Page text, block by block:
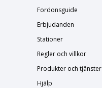
Fordonsguide
Erbjudanden
Stationer
Regler och villkor
Produkter och tjänster
Hjälp